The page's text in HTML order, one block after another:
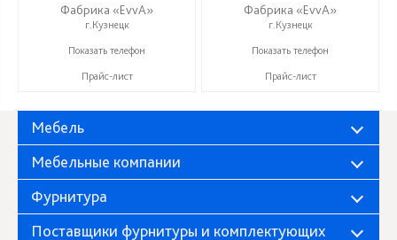
Фабрика «EvvA»
г.Кузнецк
+7 (996) 247-97-09
Показать телефон
Прайс-лист
Фабрика «EvvA»
г.Кузнецк
+7 (996) 247-97-09
Показать телефон
Прайс-лист
Мебель
Мебельные компании
Фурнитура
Поставщики фурнитуры и комплектующих